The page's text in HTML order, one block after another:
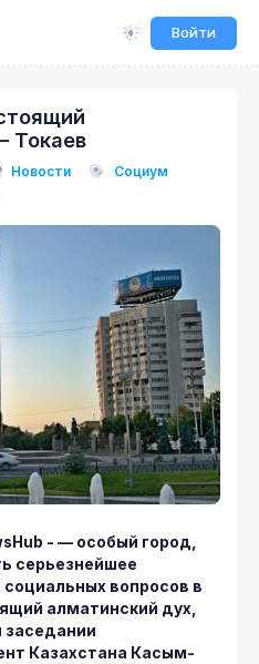
Войти
Токаев
Новости
Социум
- — особый город,
серьезнейшее
вопросов в
алматинский дух,
заседании
Казахстана Касым-